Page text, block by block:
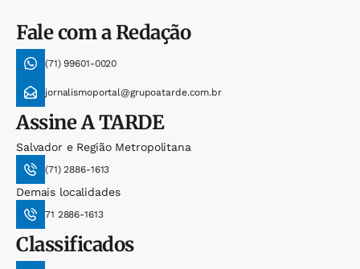
Fale com a Redação
(71) 99601-0020
jornalismoportal@grupoatarde.com.br
AssineA TARDE
Salvador e Região Metropolitana
(71) 2886-1613
Demais localidades
71 2886-1613
Classificados